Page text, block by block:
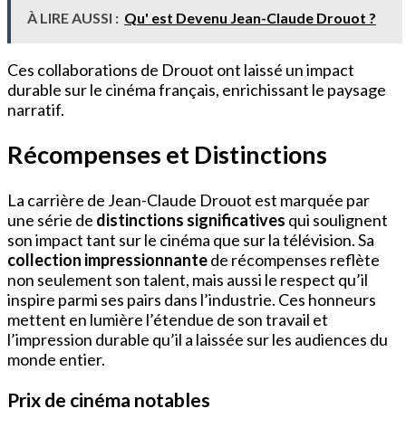
À LIRE AUSSI : Qu' est Devenu Jean-Claude Drouot ?
Ces collaborations de Drouot ont laissé un impact
durable sur le cinéma français, enrichissant le paysage
narratif.
Récompenses et Distinctions
La carrière de Jean-Claude Drouot est marquée par
une série de distinctions significatives qui soulignent
son impact tant sur le cinéma que sur la télévision. Sa
collection impressionnantede récompenses reflète
non seulement son talent, mais aussi le respect qu’il
inspire parmi ses pairs dans l’industrie. Ces honneurs
mettent en lumière l’étendue de son travail et
l’impression durable qu’il a laissée sur les audiences du
monde entier.
Prix de cinéma notables